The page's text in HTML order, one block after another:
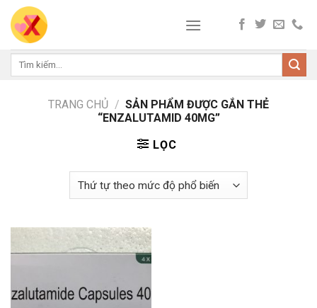
Skip
content
Tìm
TRANG CHỦ / SẢN PHẨM ĐƯỢC GẮN THẺ
“ENZALUTAMID 40MG”
LỌC